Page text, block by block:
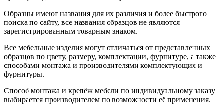
Образцы имеют названия для их различия и более быстрого
поиска по сайту, все названия образцов не являются
зарегистрированным товарным знаком.
Все мебельные изделия могут отличаться от представленных
образцов по цвету, размеру, комплектации, фурнитуре, а также
способами монтажа и производителями комплектующих и
фурнитуры.
Способ монтажа и крепёж мебели по индивидуальному заказу
выбирается производителем по возможности её применения.